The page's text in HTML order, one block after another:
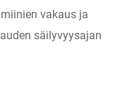
vakaus ja
säilyvyysajan